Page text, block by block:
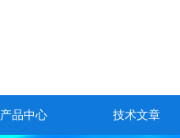
产品中心 技术文章